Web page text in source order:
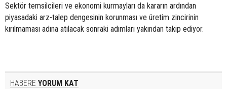
Sektör temsilcileri ve ekonomi kurmayları da kararın ardından
piyasadaki arz-talep dengesinin korunması ve üretim zincirinin
kırılmaması adına atılacak sonraki adımları yakından takip ediyor.
HABERE YORUM KAT